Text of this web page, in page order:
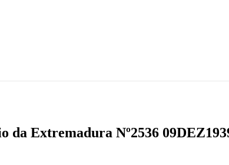
da Extremadura Nº2536